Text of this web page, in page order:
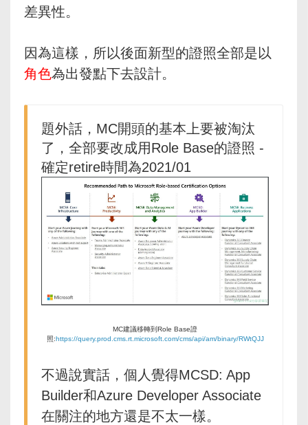
差異性。
因為這樣，所以後面新型的證照全部是以
角色為出發點下去設計。
題外話，MC開頭的基本上要被淘汰
了，全部要改成用Role Base的證照 -
確定retire時間為2021/01
MC建議移轉到Role Base證
照:https://query.prod.cms.rt.microsoft.com/cms/api/am/binary/RWtQJJ
不過說實話，個人覺得MCSD: App
Builder和Azure Developer Associate
在關注的地方還是不太一樣。